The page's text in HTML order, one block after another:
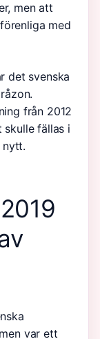
men att
med
det svenska
från 2012
fällas i
nytt.
var ett